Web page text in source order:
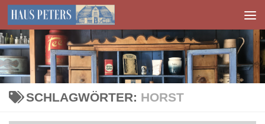
Zum Inhalt springen
SCHLAGWÖRTER: HORST